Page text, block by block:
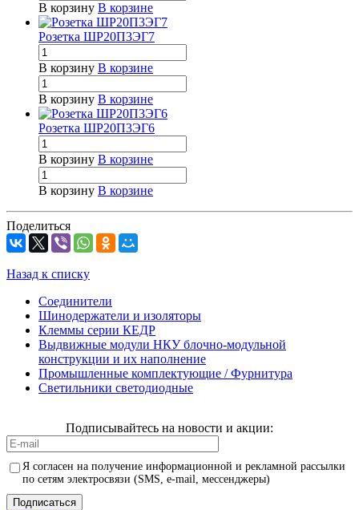
В корзину В корзине
Розетка ШР20П3ЭГ7
В корзину В корзине
В корзину В корзине
Розетка ШР20П3ЭГ6
В корзину В корзине
В корзину В корзине
Поделиться
Назад к списку
Соединители
Шинодержатели и изоляторы
Клеммы серии КЕДР
Выдвижные модули НКУ блочно-модульной
конструкции и их наполнение
Промышленные комплектующие / Фурнитура
Светильники светодиодные
Подписывайтесь на новости и акции:
Я согласен на получение информационной и рекламной рассылки
по сетям электросвязи (SMS, e-mail, мессенджеры)